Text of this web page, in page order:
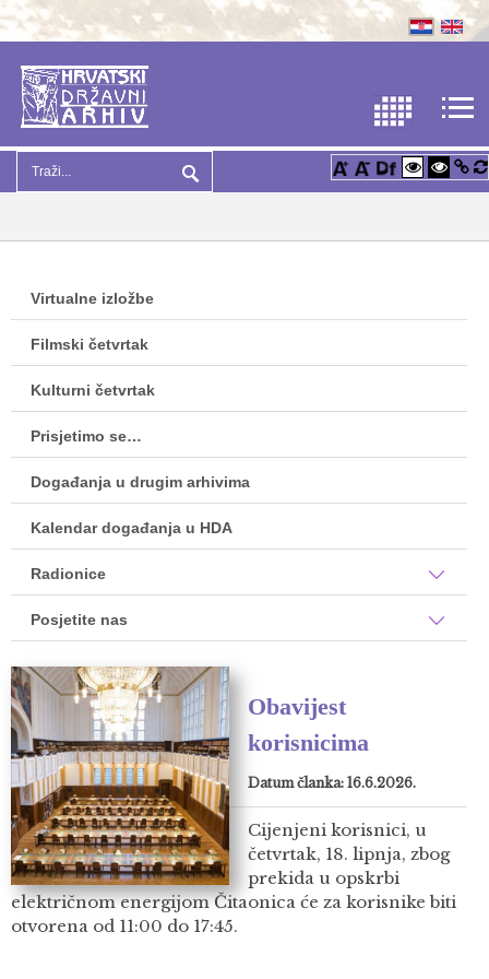
Virtualne izložbe
Filmski četvrtak
Kulturni četvrtak
Prisjetimo se…
Događanja u drugim arhivima
Kalendar događanja u HDA
Radionice
Posjetite nas
Obavijest
korisnicima
Datum članka: 16.6.2026.
Cijenjeni korisnici, u
četvrtak, 18. lipnja, zbog
prekida u opskrbi
električnom energijom Čitaonica će za korisnike biti
otvorena od 11:00 do 17:45.